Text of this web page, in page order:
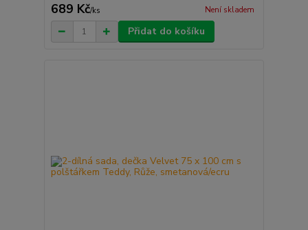
689 Kč/ks Není skladem
Přidat do košíku